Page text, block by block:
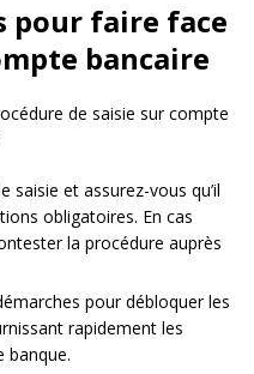
pour faire face
bancaire
de saisie sur compte
saisie et assurez-vous qu’il
obligatoires. En cas
la procédure auprès
pour débloquer les
rapidement les
banque.